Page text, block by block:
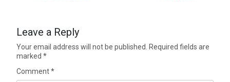
Leave a Reply
Your email address will not be published.
Required fields are
marked*
Comment*